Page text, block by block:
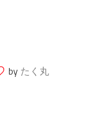
by たく丸